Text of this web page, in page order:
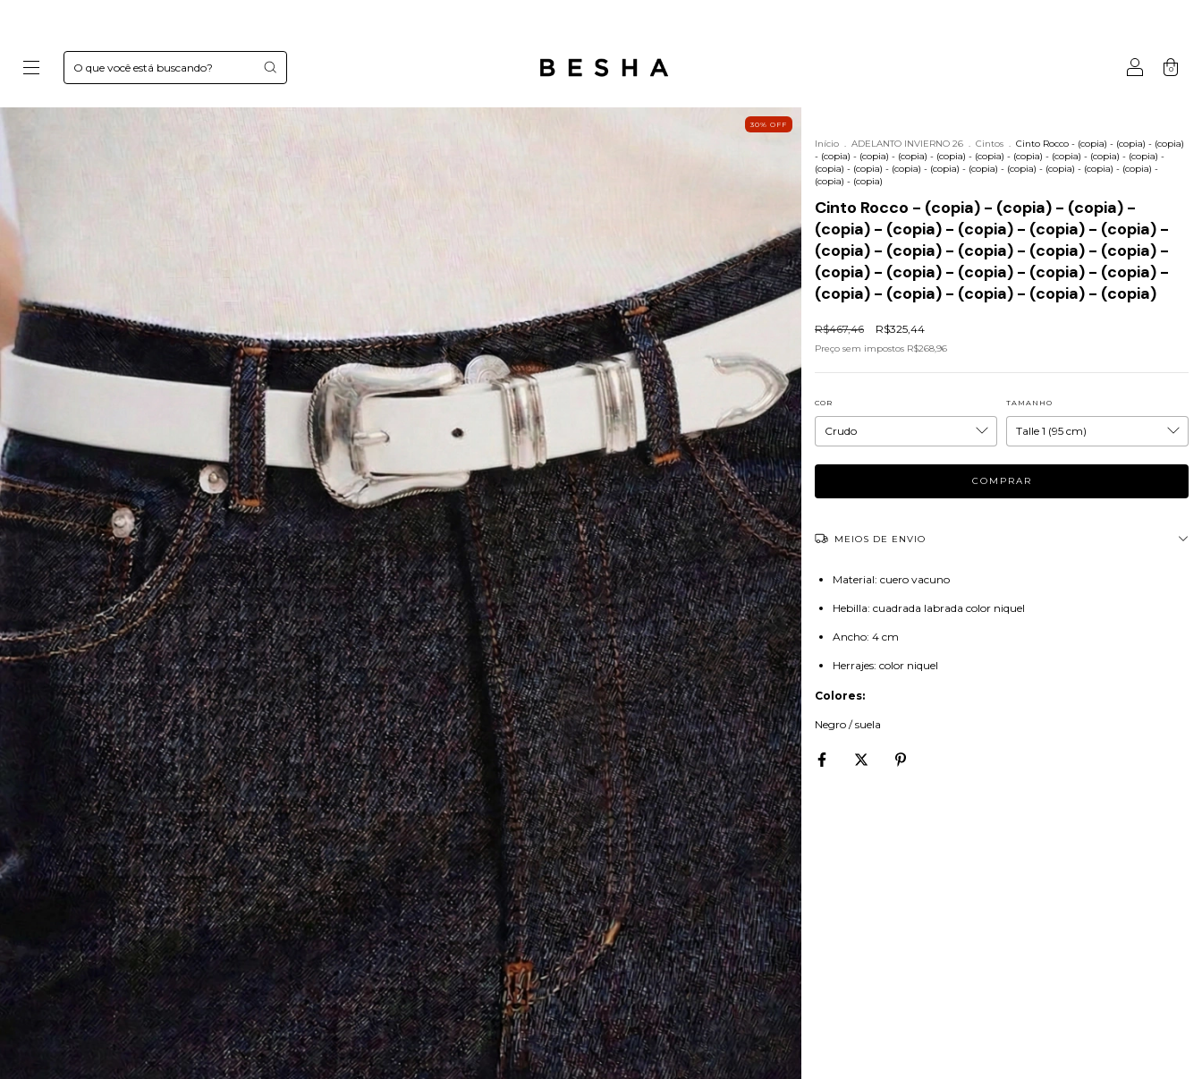
0
30% OFF
Início . ADELANTO INVIERNO 26 . Cintos . Cinto Rocco - (copia) - (copia) - (copia)
- (copia) - (copia) - (copia) - (copia) - (copia) - (copia) - (copia) - (copia) - (copia) -
(copia) - (copia) - (copia) - (copia) - (copia) - (copia) - (copia) - (copia) - (copia) -
(copia) - (copia)
Cinto Rocco - (copia) - (copia) - (copia) -
(copia) - (copia) - (copia) - (copia) - (copia) -
(copia) - (copia) - (copia) - (copia) - (copia) -
(copia) - (copia) - (copia) - (copia) - (copia) -
(copia) - (copia) - (copia) - (copia) - (copia)
R$467,46 R$325,44
Preço sem impostos R$268,96
COR TAMANHO
MEIOS DE ENVIO
Material: cuero vacuno
Hebilla: cuadrada labrada color niquel
Ancho: 4 cm
Herrajes: color niquel
Colores:
Negro / suela